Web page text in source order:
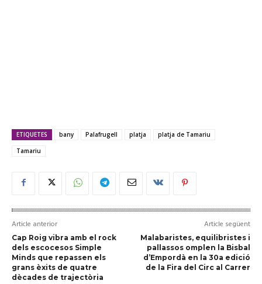
ETIQUETES bany Palafrugell platja
platja de Tamariu
Tamariu
Article anterior
Cap Roig vibra amb el rock
dels escocesos Simple
Minds que repassen els
grans èxits de quatre
dècades de trajectòria
Article següent
Malabaristes, equilibristes i
pallassos omplen la Bisbal
d’Empordà en la 30a edició
de la Fira del Circ al Carrer